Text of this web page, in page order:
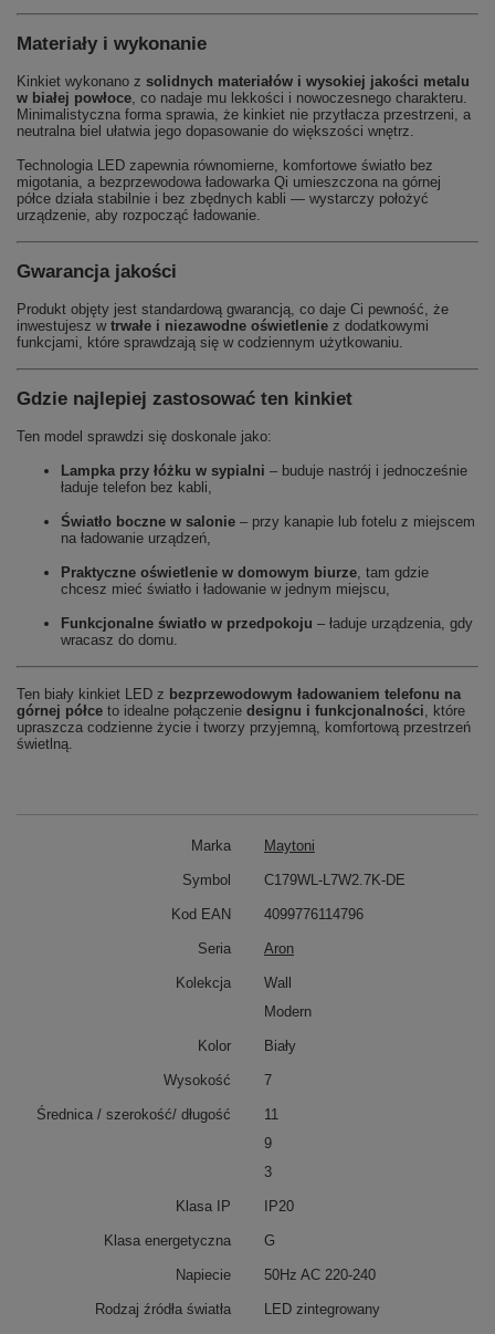
Materiały i wykonanie
Kinkiet wykonano z solidnych materiałów i wysokiej jakości metalu
w białej powłoce, co nadaje mu lekkości i nowoczesnego charakteru.
Minimalistyczna forma sprawia, że kinkiet nie przytłacza przestrzeni, a
neutralna biel ułatwia jego dopasowanie do większości wnętrz.
Technologia LED zapewnia równomierne, komfortowe światło bez
migotania, a bezprzewodowa ładowarka Qi umieszczona na górnej
półce działa stabilnie i bez zbędnych kabli — wystarczy położyć
urządzenie, aby rozpocząć ładowanie.
Gwarancja jakości
Produkt objęty jest standardową gwarancją, co daje Ci pewność, że
inwestujesz w trwałe i niezawodne oświetlenie z dodatkowymi
funkcjami, które sprawdzają się w codziennym użytkowaniu.
Gdzie najlepiej zastosować ten kinkiet
Ten model sprawdzi się doskonale jako:
Lampka przy łóżku w sypialni – buduje nastrój i jednocześnie
ładuje telefon bez kabli,
Światło boczne w salonie – przy kanapie lub fotelu z miejscem
na ładowanie urządzeń,
Praktyczne oświetlenie w domowym biurze, tam gdzie
chcesz mieć światło i ładowanie w jednym miejscu,
Funkcjonalne światło w przedpokoju – ładuje urządzenia, gdy
wracasz do domu.
Ten biały kinkiet LED z bezprzewodowym ładowaniem telefonu na
górnej półce to idealne połączenie designu i funkcjonalności, które
upraszcza codzienne życie i tworzy przyjemną, komfortową przestrzeń
świetlną.
Marka Maytoni
Symbol C179WL-L7W2.7K-DE
Kod EAN 4099776114796
Seria Aron
Kolekcja
Wall
Modern
Kolor Biały
Wysokość 7
Średnica / szerokość/ długość
11
9
3
Klasa IP IP20
Klasa energetyczna G
Napiecie 50Hz AC 220-240
Rodzaj źródła światła LED zintegrowany